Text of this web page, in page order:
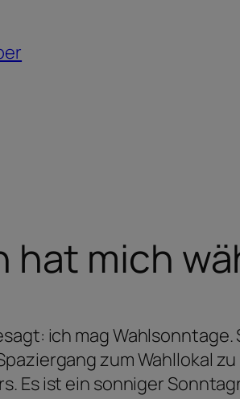
hat mich
ich mag
zum Wahllokal
Es ist ein sonniger